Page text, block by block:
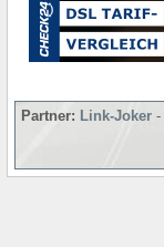
Partner: Link-Joker -